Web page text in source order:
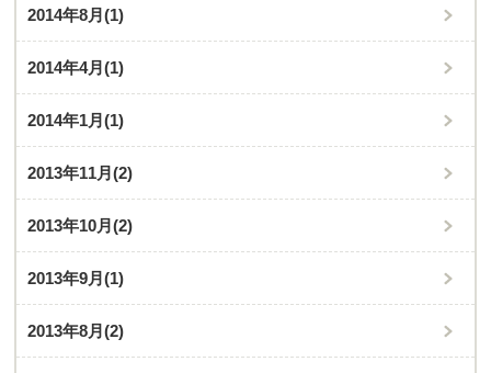
2014年8月(1)
2014年4月(1)
2014年1月(1)
2013年11月(2)
2013年10月(2)
2013年9月(1)
2013年8月(2)